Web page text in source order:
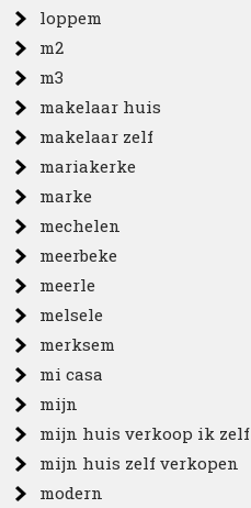
loppem
m2
m3
makelaar huis
makelaar zelf
mariakerke
marke
mechelen
meerbeke
meerle
melsele
merksem
mi casa
mijn
mijn huis verkoop ik zelf
mijn huis zelf verkopen
modern